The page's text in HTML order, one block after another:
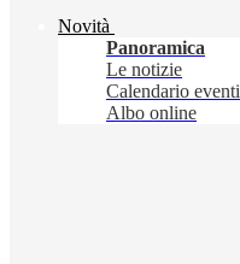
Novità
Panoramica
Le notizie
Calendario eventi
Albo online